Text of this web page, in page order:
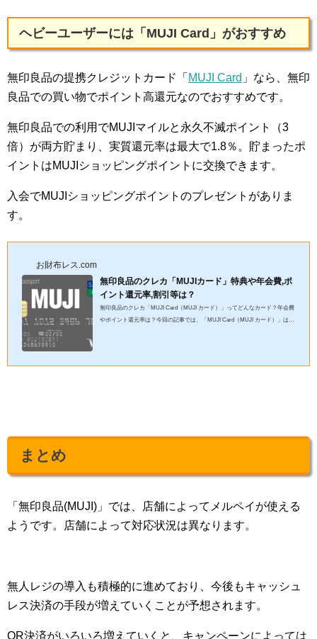
ヘビーユーザーには「MUJI Card」がおすすめ
無印良品の提携クレジットカード「 MUJI Card 」なら、無印
良品での買い物でポイント高還元なのでおすすめです。
無印良品での利用でMUJIマイルと永久不滅ポイント（3
倍）が両方貯まり、実質還元率は最大で1.8％。貯まったポ
イントはMUJIショッピングポイントに交換できます。
入会でMUJIショッピングポイントのプレゼントがありま
す。
お財布レス.com
無印良品のクレカ「MUJIカード」特典や年会費,ポ
イント還元率,割引等は？
無印良品のクレカ「MUJI Card（MUJI カード）」ってどんなカード？年会費
やポイント還元率は？今回の記事では、「MUJI Card（MUJI カード）」はど
まとめ
「無印良品(MUJI)」では、店舗によってメルペイが使える
ようです。店舗によって対応状況は異なります。
無人レジの導入も積極的に進めており、今後もキャッシュ
レス決済の手段が増えていくことが予想されます。
QR決済がいろいろ増えていくと、キャンペーンによっては